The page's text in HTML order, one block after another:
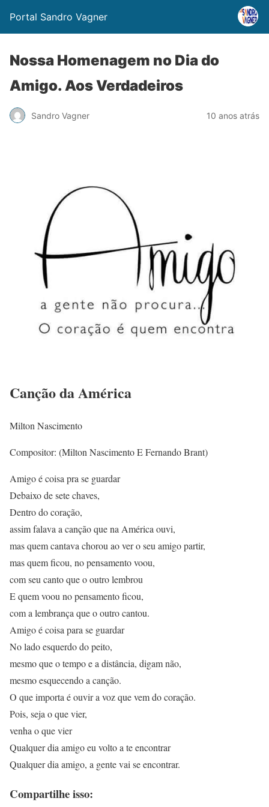
Portal Sandro Vagner
Nossa Homenagem no Dia do
Amigo. Aos Verdadeiros
Sandro Vagner 10 anos atrás
Canção da América
Milton Nascimento
Compositor: (Milton Nascimento E Fernando Brant)
Amigo é coisa pra se guardar
Debaixo de sete chaves,
Dentro do coração,
assim falava a canção que na América ouvi,
mas quem cantava chorou ao ver o seu amigo partir,
mas quem ficou, no pensamento voou,
com seu canto que o outro lembrou
E quem voou no pensamento ficou,
com a lembrança que o outro cantou.
Amigo é coisa para se guardar
No lado esquerdo do peito,
mesmo que o tempo e a distância, digam não,
mesmo esquecendo a canção.
O que importa é ouvir a voz que vem do coração.
Pois, seja o que vier,
venha o que vier
Qualquer dia amigo eu volto a te encontrar
Qualquer dia amigo, a gente vai se encontrar.
Compartilhe isso: